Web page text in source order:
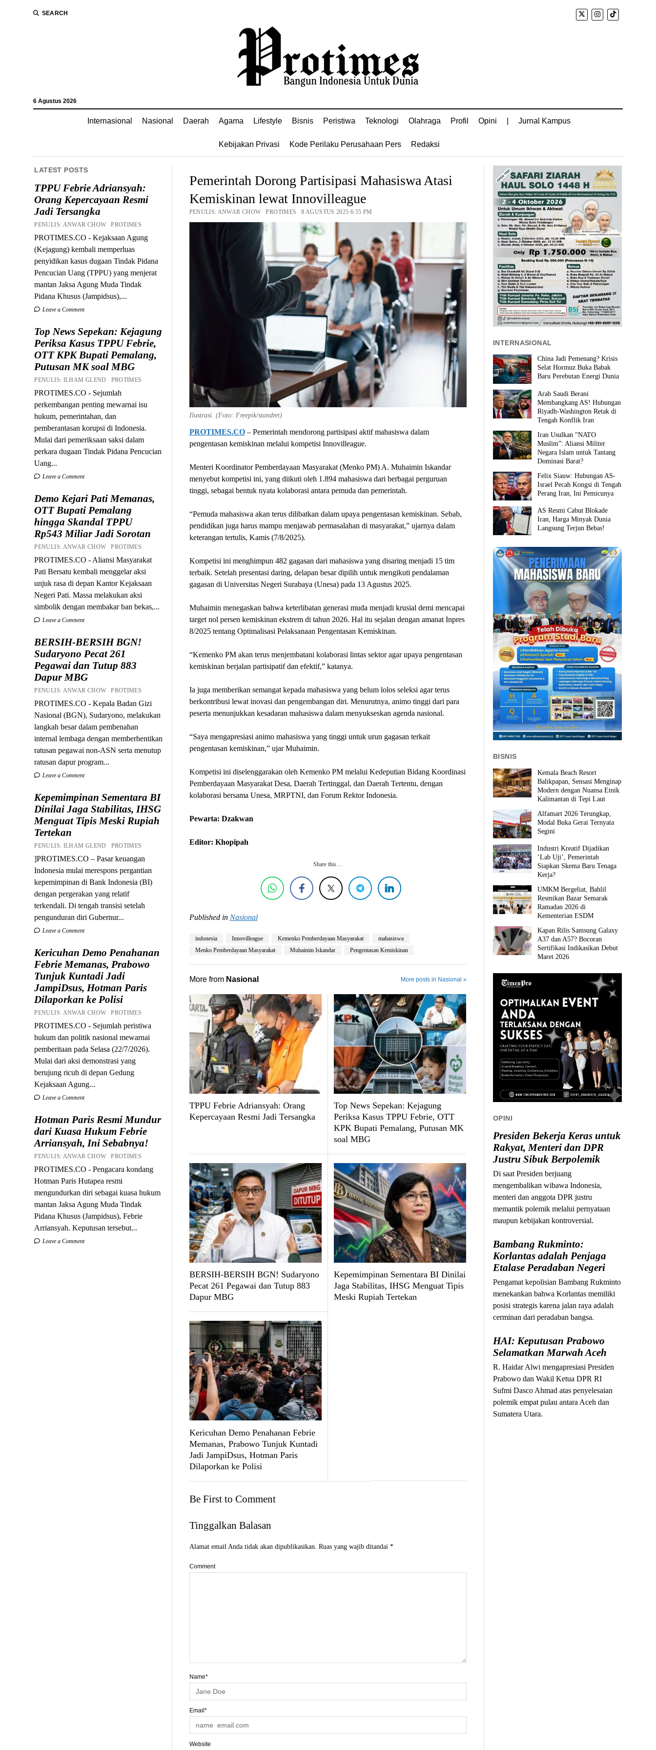
SEARCH
6 Agustus 2026
Internasional Nasional Daerah Agama Lifestyle Bisnis Peristiwa Teknologi Olahraga Profil Opini Jurnal Kampus
Kebijakan Privasi Kode Perilaku Perusahaan Pers Redaksi
LATEST POSTS
TPPU Febrie Adriansyah:
Orang Kepercayaan Resmi
Jadi Tersangka
PENULIS: ANWAR CHOW PROTIMES
PROTIMES.CO - Kejaksaan Agung
(Kejagung) kembali memperluas
penyidikan kasus dugaan Tindak Pidana
Pencucian Uang (TPPU) yang menjerat
mantan Jaksa Agung Muda Tindak
Pidana Khusus (Jampidsus),...
Leave a Comment
Top News Sepekan: Kejagung
Periksa Kasus TPPU Febrie,
OTT KPK Bupati Pemalang,
Putusan MK soal MBG
PENULIS: ILHAM GLEND PROTIMES
PROTIMES.CO - Sejumlah
perkembangan penting mewarnai isu
hukum, pemerintahan, dan
pemberantasan korupsi di Indonesia.
Mulai dari pemeriksaan saksi dalam
perkara dugaan Tindak Pidana Pencucian
Uang...
Leave a Comment
Demo Kejari Pati Memanas,
OTT Bupati Pemalang
hingga Skandal TPPU
Rp543 Miliar Jadi Sorotan
PENULIS: ANWAR CHOW PROTIMES
PROTIMES.CO - Aliansi Masyarakat
Pati Bersatu kembali menggelar aksi
unjuk rasa di depan Kantor Kejaksaan
Negeri Pati. Massa melakukan aksi
simbolik dengan membakar ban bekas,...
Leave a Comment
BERSIH-BERSIH BGN!
Sudaryono Pecat 261
Pegawai dan Tutup 883
Dapur MBG
PENULIS: ANWAR CHOW PROTIMES
PROTIMES.CO - Kepala Badan Gizi
Nasional (BGN), Sudaryono, melakukan
langkah besar dalam pembenahan
internal lembaga dengan memberhentikan
ratusan pegawai non-ASN serta menutup
ratusan dapur program...
Leave a Comment
Kepemimpinan Sementara BI
Dinilai Jaga Stabilitas, IHSG
Menguat Tipis Meski Rupiah
Tertekan
PENULIS: ILHAM GLEND PROTIMES
]PROTIMES.CO – Pasar keuangan
Indonesia mulai merespons pergantian
kepemimpinan di Bank Indonesia (BI)
dengan pergerakan yang relatif
terkendali. Di tengah transisi setelah
pengunduran diri Gubernur...
Leave a Comment
Kericuhan Demo Penahanan
Febrie Memanas, Prabowo
Tunjuk Kuntadi Jadi
JampiDsus, Hotman Paris
Dilaporkan ke Polisi
PENULIS: ANWAR CHOW PROTIMES
PROTIMES.CO - Sejumlah peristiwa
hukum dan politik nasional mewarnai
pemberitaan pada Selasa (22/7/2026).
Mulai dari aksi demonstrasi yang
berujung ricuh di depan Gedung
Kejaksaan Agung...
Leave a Comment
Hotman Paris Resmi Mundur
dari Kuasa Hukum Febrie
Arriansyah, Ini Sebabnya!
PENULIS: ANWAR CHOW PROTIMES
PROTIMES.CO - Pengacara kondang
Hotman Paris Hutapea resmi
mengundurkan diri sebagai kuasa hukum
mantan Jaksa Agung Muda Tindak
Pidana Khusus (Jampidsus), Febrie
Arriansyah. Keputusan tersebut...
Leave a Comment
Pemerintah Dorong Partisipasi Mahasiswa Atasi
Kemiskinan lewat Innovilleague
PENULIS: ANWAR CHOW PROTIMES 8 AGUSTUS 2025 6:55 PM
Ilustrasi. (Foto: Freepik/standret)
PROTIMES.CO– Pemerintah mendorong partisipasi aktif mahasiswa dalam
pengentasan kemiskinan melalui kompetisi Innovilleague.
Menteri Koordinator Pemberdayaan Masyarakat (Menko PM) A. Muhaimin Iskandar
menyebut kompetisi ini, yang diikuti oleh 1.894 mahasiswa dari berbagai perguruan
tinggi, sebagai bentuk nyata kolaborasi antara pemuda dan pemerintah.
“Pemuda mahasiswa akan terus dilibatkan dalam upaya pengentasan kemiskinan. Sebab,
pendidikan juga harus mampu menjawab permasalahan di masyarakat,” ujarnya dalam
keterangan tertulis, Kamis (7/8/2025).
Kompetisi ini menghimpun 482 gagasan dari mahasiswa yang disaring menjadi 15 tim
terbaik. Setelah presentasi daring, delapan besar dipilih untuk mengikuti pendalaman
gagasan di Universitas Negeri Surabaya (Unesa) pada 13 Agustus 2025.
Muhaimin menegaskan bahwa keterlibatan generasi muda menjadi krusial demi mencapai
target nol persen kemiskinan ekstrem di tahun 2026. Hal itu sejalan dengan amanat Inpres
8/2025 tentang Optimalisasi Pelaksanaan Pengentasan Kemiskinan.
“Kemenko PM akan terus menjembatani kolaborasi lintas sektor agar upaya pengentasan
kemiskinan berjalan partisipatif dan efektif,” katanya.
Ia juga memberikan semangat kepada mahasiswa yang belum lolos seleksi agar terus
berkontribusi lewat inovasi dan pengembangan diri. Menurutnya, animo tinggi dari para
peserta menunjukkan kesadaran mahasiswa dalam menyukseskan agenda nasional.
“Saya mengapresiasi animo mahasiswa yang tinggi untuk urun gagasan terkait
pengentasan kemiskinan,” ujar Muhaimin.
Kompetisi ini diselenggarakan oleh Kemenko PM melalui Kedeputian Bidang Koordinasi
Pemberdayaan Masyarakat Desa, Daerah Tertinggal, dan Daerah Tertentu, dengan
kolaborasi bersama Unesa, MRPTNI, dan Forum Rektor Indonesia.
Pewarta: Dzakwan
Editor: Khopipah
Share this…
Published in Nasional
indonesia Innovilleague Kemenko Pemberdayaan Masyarakat
mahasiswa
Menko Pemberdayaan Masyarakat
Muhaimin Iskandar Pengentasan Kemiskinan
More from Nasional More posts in Nasional »
TPPU Febrie Adriansyah: Orang
Kepercayaan Resmi Jadi Tersangka
Top News Sepekan: Kejagung
Periksa Kasus TPPU Febrie, OTT
KPK Bupati Pemalang, Putusan MK
soal MBG
BERSIH-BERSIH BGN! Sudaryono
Pecat 261 Pegawai dan Tutup 883
Dapur MBG
Kepemimpinan Sementara BI Dinilai
Jaga Stabilitas, IHSG Menguat Tipis
Meski Rupiah Tertekan
Kericuhan Demo Penahanan Febrie
Memanas, Prabowo Tunjuk Kuntadi
Jadi JampiDsus, Hotman Paris
Dilaporkan ke Polisi
Be First to Comment
Tinggalkan Balasan
Alamat email Anda tidak akan dipublikasikan. Ruas yang wajib ditandai *
Comment
Name*
Email*
Website
INTERNASIONAL
China Jadi Pemenang? Krisis
Selat Hormuz Buka Babak
Baru Perebutan Energi Dunia
Arab Saudi Berani
Membangkang AS! Hubungan
Riyadh-Washington Retak di
Tengah Konflik Iran
Iran Usulkan “NATO
Muslim”: Aliansi Militer
Negara Islam untuk Tantang
Dominasi Barat?
Felix Siauw: Hubungan AS-
Israel Pecah Kongsi di Tengah
Perang Iran, Ini Pemicunya
AS Resmi Cabut Blokade
Iran, Harga Minyak Dunia
Langsung Terjun Bebas!
BISNIS
Kemala Beach Resort
Balikpapan, Sensasi Menginap
Modern dengan Nuansa Etnik
Kalimantan di Tepi Laut
Alfamart 2026 Terungkap,
Modal Buka Gerai Ternyata
Segini
Industri Kreatif Dijadikan
‘Lab Uji’, Pemerintah
Siapkan Skema Baru Tenaga
Kerja?
UMKM Bergeliat, Bahlil
Resmikan Bazar Semarak
Ramadan 2026 di
Kementerian ESDM
Kapan Rilis Samsung Galaxy
A37 dan A57? Bocoran
Sertifikasi Indikasikan Debut
Maret 2026
OPINI
Presiden Bekerja Keras untuk
Rakyat, Menteri dan DPR
Justru Sibuk Berpolemik
Di saat Presiden berjuang
mengembalikan wibawa Indonesia,
menteri dan anggota DPR justru
memantik polemik melalui pernyataan
maupun kebijakan kontroversial.
Bambang Rukminto:
Korlantas adalah Penjaga
Etalase Peradaban Negeri
Pengamat kepolisian Bambang Rukminto
menekankan bahwa Korlantas memiliki
posisi strategis karena jalan raya adalah
cerminan dari peradaban bangsa.
HAI: Keputusan Prabowo
Selamatkan Marwah Aceh
R. Haidar Alwi mengapresiasi Presiden
Prabowo dan Wakil Ketua DPR RI
Sufmi Dasco Ahmad atas penyelesaian
polemik empat pulau antara Aceh dan
Sumatera Utara.